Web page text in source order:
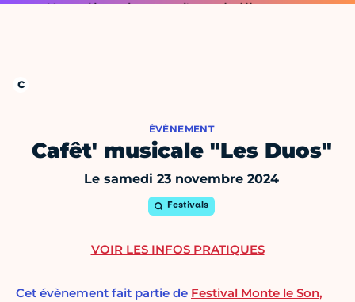
ÉVÈNEMENT
Cafêt' musicale "Les Duos"
Le samedi 23 novembre 2024
Festivals
Cet évènement fait partie de Festival Monte le Son,
VOIR LES INFOS PRATIQUES